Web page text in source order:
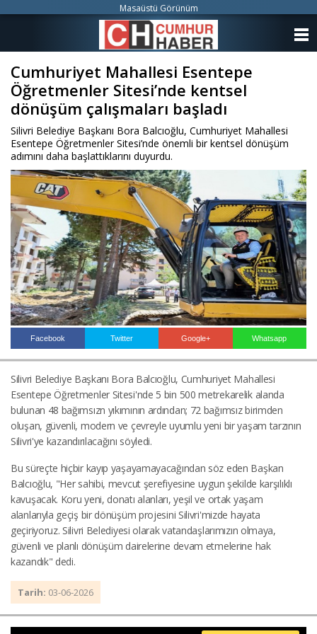
Cumhuriyet Mahallesi Esentepe
Öğretmenler Sitesi’nde kentsel
dönüşüm çalışmaları başladı
Silivri Belediye Başkanı Bora Balcıoğlu, Cumhuriyet Mahallesi
Esentepe Öğretmenler Sitesi’nde önemli bir kentsel dönüşüm
adımını daha başlattıklarını duyurdu.
Facebook Twitter Google+ Whatsapp
Silivri Belediye Başkanı Bora Balcıoğlu, Cumhuriyet Mahallesi
Esentepe Öğretmenler Sitesi'nde 5 bin 500 metrekarelik alanda
bulunan 48 bağımsızn yıkımının ardından; 72 bağımsız birimden
oluşan, güvenli, modern ve çevreyle uyumlu yeni bir yaşam tarzının
Silivri'ye kazandırılacağını söyledi.
Bu süreçte hiçbir kayıp yaşayamayacağından söz eden Başkan
Balcıoğlu, "Her sahibi, mevcut şerefiyesine uygun şekilde karşılıklı
kavuşacak. Koru yeni, donatı alanları, yeşil ve ortak yaşam
alanlarıyla geçiş bir dönüşüm projesini Silivri'mizde hayata
geçiriyoruz. Silivri Belediyesi olarak vatandaşlarımızın olmaya,
güvenli ve planlı dönüşüm dairelerine devam etmelerine hak
kazandık" dedi.
Tarih: 03-06-2026
Masaüstü Görünüm
ANKETLER
FOTO GALERİ
VİDEO GALERİ
KÜNYE
İLETİŞİM